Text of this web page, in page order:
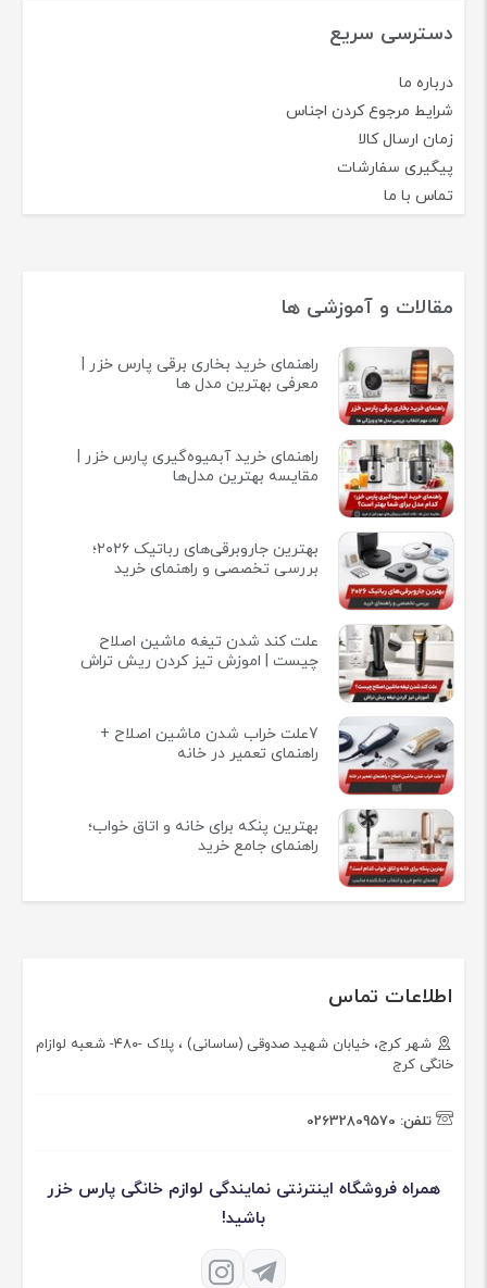
دسترسی سریع
درباره ما
شرایط مرجوع کردن اجناس
زمان ارسال کالا
پیگیری سفارشات
تماس با ما
مقالات و آموزشی ها
راهنمای خرید بخاری برقی پارس خزر |
معرفی بهترین مدل ها
راهنمای خرید آبمیوه‌گیری پارس خزر |
مقایسه بهترین مدل‌ها
بهترین جاروبرقی‌های رباتیک ۲۰۲۶؛
بررسی تخصصی و راهنمای خرید
علت کند شدن تیغه ماشین اصلاح
چیست | اموزش تیز کردن ریش تراش
7علت خراب شدن ماشین اصلاح +
راهنمای تعمیر در خانه
بهترین پنکه برای خانه و اتاق خواب؛
راهنمای جامع خرید
اطلاعات تماس
شهر کرج، خیابان شهید صدوقی (ساسانی) ، پلاک -۴۸۰- شعبه لوازام
خانگی کرج
تلفن: 02632809570
همراه فروشگاه اینترنتی نمایندگی لوازم خانگی پارس خزر
باشید!